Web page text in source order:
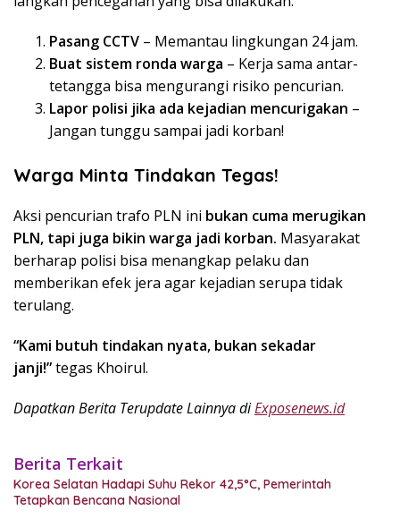
Pasang CCTV – Memantau lingkungan 24 jam.
Buat sistem ronda warga – Kerja sama antar-
tetangga bisa mengurangi risiko pencurian.
Lapor polisi jika ada kejadian mencurigakan –
Jangan tunggu sampai jadi korban!
Warga Minta Tindakan Tegas!
Aksi pencurian trafo PLN ini bukan cuma merugikan
PLN, tapi juga bikin warga jadi korban. Masyarakat
berharap polisi bisa menangkap pelaku dan
memberikan efek jera agar kejadian serupa tidak
terulang.
“Kami butuh tindakan nyata, bukan sekadar
janji!”tegas Khoirul.
Dapatkan Berita Terupdate Lainnya diExposenews.id
Berita Terkait
Korea Selatan Hadapi Suhu Rekor 42,5°C, Pemerintah
Tetapkan Bencana Nasional